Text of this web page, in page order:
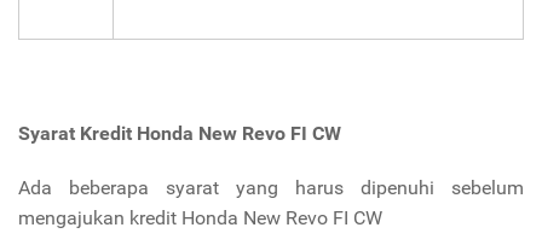
Syarat Kredit Honda New Revo FI CW
Ada beberapa syarat yang harus dipenuhi sebelum
mengajukan kredit Honda New Revo FI CW